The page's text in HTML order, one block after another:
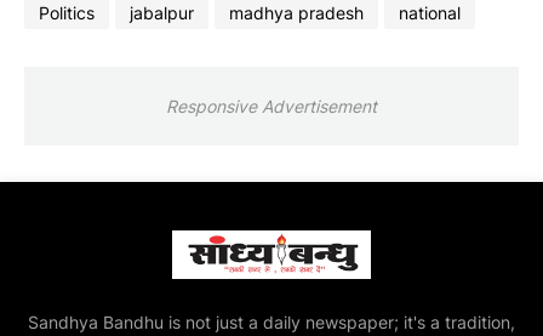
Politics jabalpur madhya pradesh national
Responsive Advertisement
Sandhya Bandhu is not just a daily newspaper; it's a tradition,